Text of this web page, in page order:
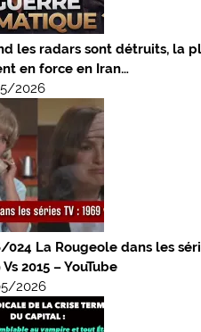
les radars sont détruits, la
en force en Iran…
2026
024 La Rougeole dans les
2015 – YouTube
2026